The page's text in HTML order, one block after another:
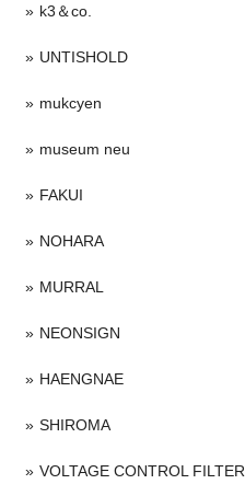
k3＆co.
UNTISHOLD
mukcyen
museum neu
FAKUI
NOHARA
MURRAL
NEONSIGN
HAENGNAE
SHIROMA
VOLTAGE CONTROL FILTER